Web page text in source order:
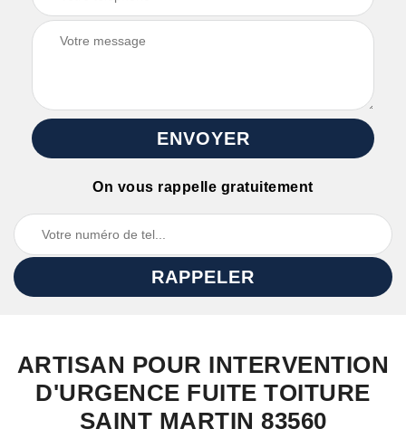
On vous rappelle gratuitement
ARTISAN POUR INTERVENTION
D'URGENCE FUITE TOITURE
SAINT MARTIN 83560